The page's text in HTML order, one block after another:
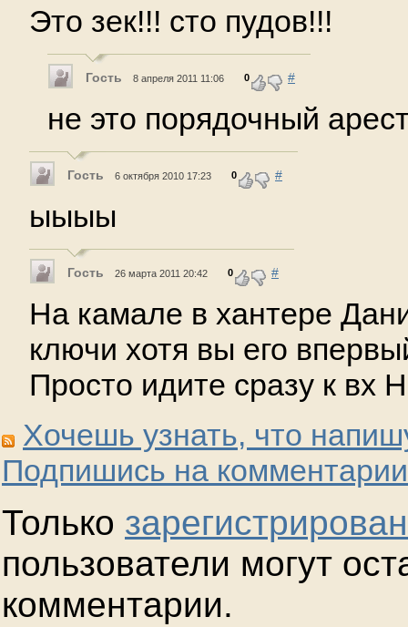
Это зек!!! сто пудов!!!
Гость 8 апреля 2011 11:06 0 #
не это порядочный
Гость 6 октября 2010 17:23 0 #
ыыыы
Гость 26 марта 2011 20:42 0 #
На камале в хантере
ключи хотя вы его
Просто идите сразу к вх
Хочешь узнать, что
Подпишись на
Только
пользователи могут
комментарии.